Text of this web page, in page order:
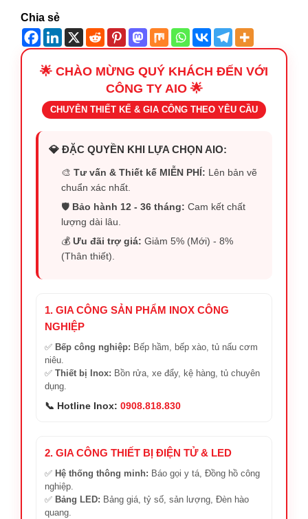
Chia sẻ
🌟 CHÀO MỪNG QUÝ KHÁCH ĐẾN VỚI
CÔNG TY AIO 🌟
CHUYÊN THIẾT KẾ & GIA CÔNG THEO YÊU CẦU
💎 ĐẶC QUYỀN KHI LỰA CHỌN AIO:
🎨Tư vấn & Thiết kế MIỄN PHÍ: Lên bản vẽ
chuẩn xác nhất.
🛡️ Bảo hành 12 - 36 tháng: Cam kết chất
lượng dài lâu.
💰Ưu đãi trợ giá: Giảm 5% (Mới) - 8%
(Thân thiết).
1. GIA CÔNG SẢN PHẨM INOX CÔNG
NGHIỆP
✅ Bếp công nghiệp: Bếp hầm, bếp xào, tủ nấu cơm
niêu.
✅ Thiết bị Inox: Bồn rửa, xe đẩy, kệ hàng, tủ chuyên
dụng.
📞 Hotline Inox: 0908.818.830
2. GIA CÔNG THIẾT BỊ ĐIỆN TỬ & LED
✅ Hệ thống thông minh: Báo gọi y tá, Đồng hồ công
nghiệp.
✅ Bảng LED: Bảng giá, tỷ số, sản lượng, Đèn hào
quang.